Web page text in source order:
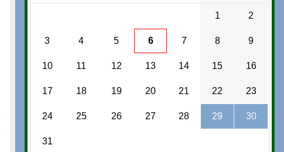
1 2
3 4 5 6 7 8 9
10 11 12 13 14 15 16
17 18 19 20 21 22 23
24 25 26 27 28 29 30
31